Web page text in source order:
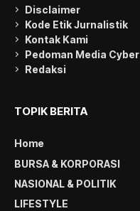
Disclaimer
Kode Etik Jurnalistik
Kontak Kami
Pedoman Media Cyber
Redaksi
TOPIK BERITA
Home
BURSA & KORPORASI
NASIONAL & POLITIK
LIFESTYLE